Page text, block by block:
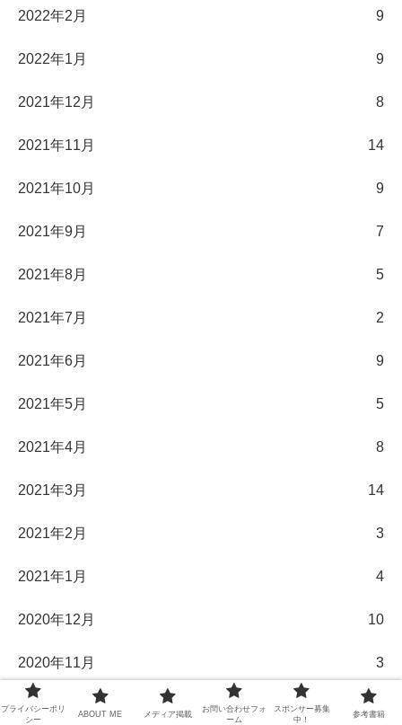
2022年2月 9
2022年1月 9
2021年12月 8
2021年11月 14
2021年10月 9
2021年9月 7
2021年8月 5
2021年7月 2
2021年6月 9
2021年5月 5
2021年4月 8
2021年3月 14
2021年2月 3
2021年1月 4
2020年12月 10
2020年11月 3
2020年10月
プライバシーポリ
シー
ABOUT ME メディア掲載
お問い合わせフォ
ーム
スポンサー募集
中！
参考書籍